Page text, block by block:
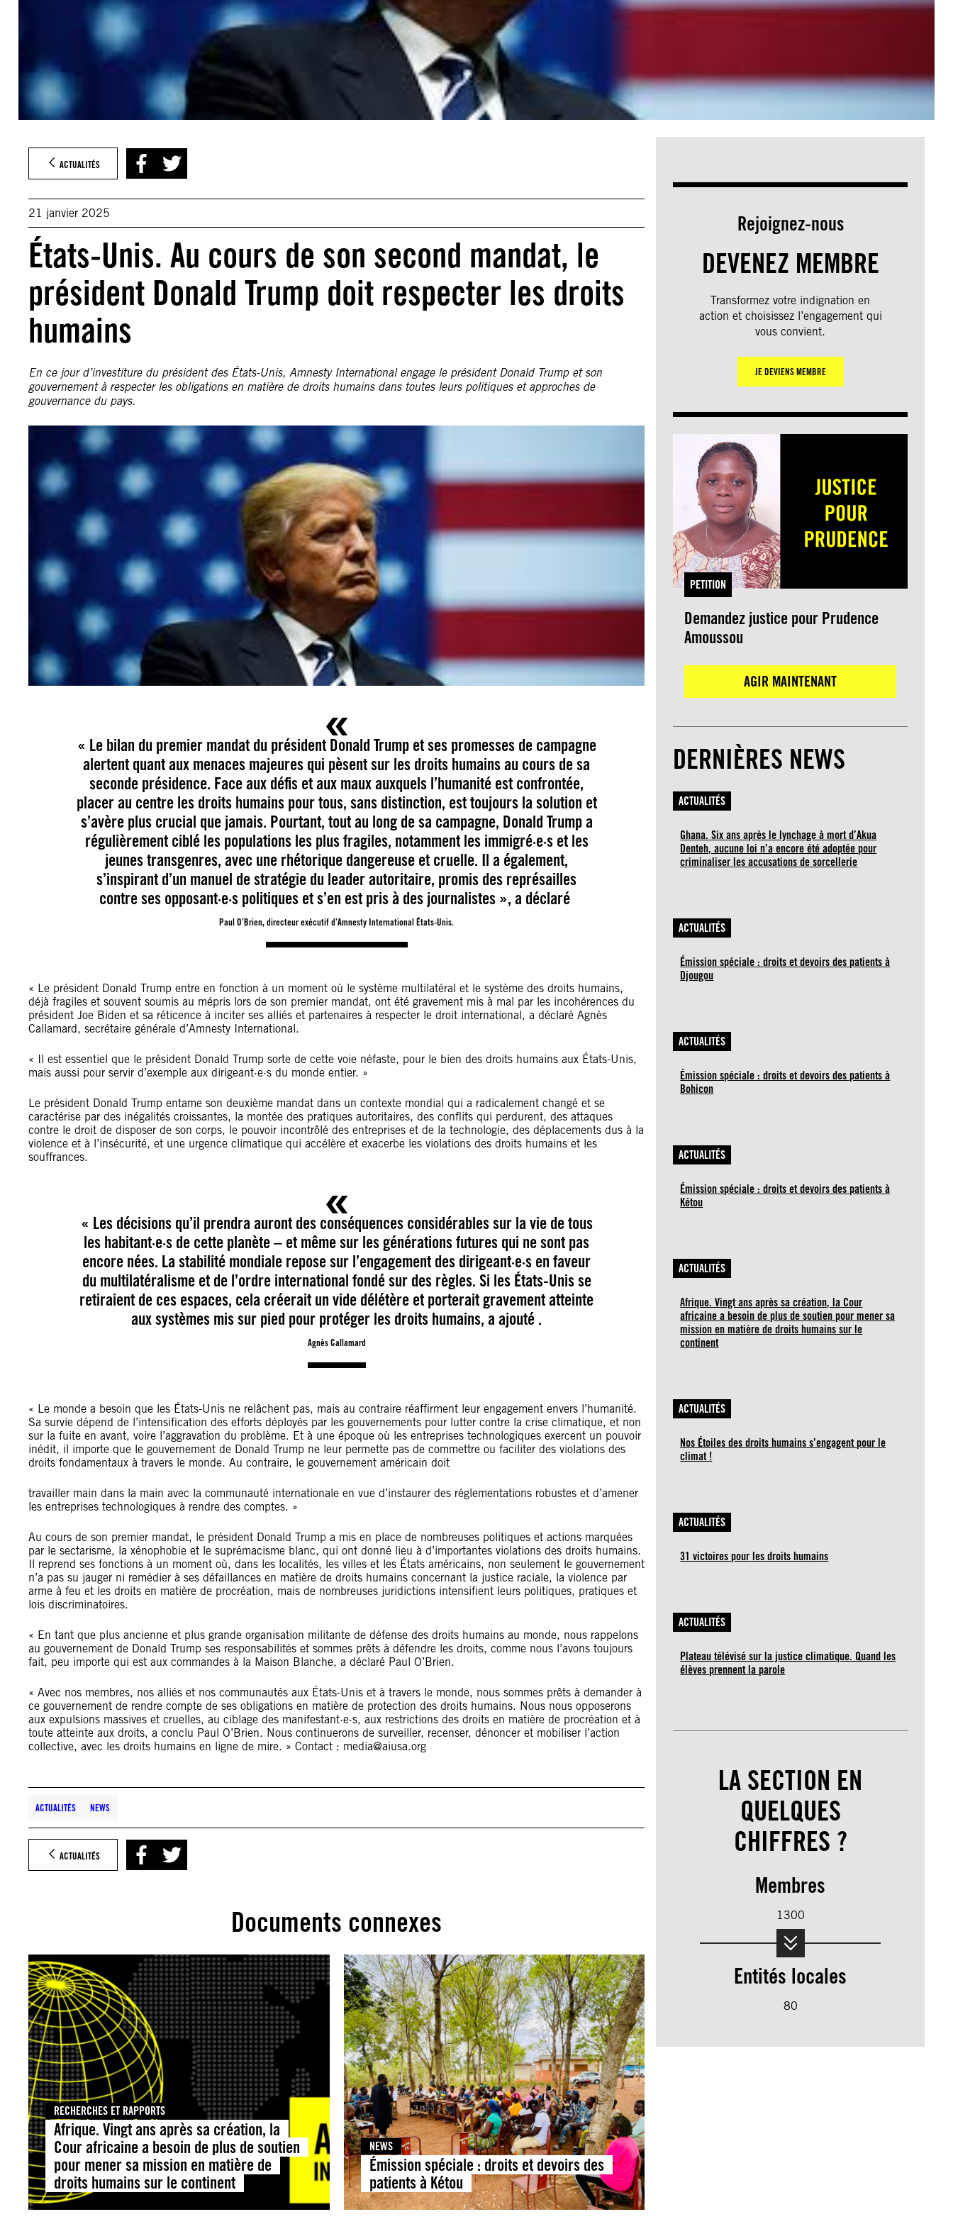
ACTUALITÉS
21 janvier 2025
États-Unis. Au cours de son second mandat, le
président Donald Trump doit respecter les droits
humains
En ce jour d’investiture du président des États-Unis, Amnesty International engage le président Donald Trump et son
gouvernement à respecter les obligations en matière de droits humains dans toutes leurs politiques et approches de
gouvernance du pays.
« Le bilan du premier mandat du président Donald Trump et ses promesses de campagne
alertent quant aux menaces majeures qui pèsent sur les droits humains au cours de sa
seconde présidence. Face aux défis et aux maux auxquels l’humanité est confrontée,
placer au centre les droits humains pour tous, sans distinction, est toujours la solution et
s’avère plus crucial que jamais. Pourtant, tout au long de sa campagne, Donald Trump a
régulièrement ciblé les populations les plus fragiles, notamment les immigré·e·s et les
jeunes transgenres, avec une rhétorique dangereuse et cruelle. Il a également,
s’inspirant d’un manuel de stratégie du leader autoritaire, promis des représailles
contre ses opposant·e·s politiques et s’en est pris à des journalistes », a déclaré
Paul O’Brien, directeur exécutif d’Amnesty International États-Unis.
« Le président Donald Trump entre en fonction à un moment où le système multilatéral et le système des droits humains,
déjà fragiles et souvent soumis au mépris lors de son premier mandat, ont été gravement mis à mal par les incohérences du
président Joe Biden et sa réticence à inciter ses alliés et partenaires à respecter le droit international, a déclaré Agnès
Callamard, secrétaire générale d’Amnesty International.
« Il est essentiel que le président Donald Trump sorte de cette voie néfaste, pour le bien des droits humains aux États-Unis,
mais aussi pour servir d’exemple aux dirigeant·e·s du monde entier. »
Le président Donald Trump entame son deuxième mandat dans un contexte mondial qui a radicalement changé et se
caractérise par des inégalités croissantes, la montée des pratiques autoritaires, des conflits qui perdurent, des attaques
contre le droit de disposer de son corps, le pouvoir incontrôlé des entreprises et de la technologie, des déplacements dus à la
violence et à l’insécurité, et une urgence climatique qui accélère et exacerbe les violations des droits humains et les
souffrances.
« Les décisions qu’il prendra auront des conséquences considérables sur la vie de tous
les habitant·e·s de cette planète – et même sur les générations futures qui ne sont pas
encore nées. La stabilité mondiale repose sur l’engagement des dirigeant·e·s en faveur
du multilatéralisme et de l’ordre international fondé sur des règles. Si les États-Unis se
retiraient de ces espaces, cela créerait un vide délétère et porterait gravement atteinte
aux systèmes mis sur pied pour protéger les droits humains, a ajouté .
Agnès Callamard
« Le monde a besoin que les États-Unis ne relâchent pas, mais au contraire réaffirment leur engagement envers l’humanité.
Sa survie dépend de l’intensification des efforts déployés par les gouvernements pour lutter contre la crise climatique, et non
sur la fuite en avant, voire l’aggravation du problème. Et à une époque où les entreprises technologiques exercent un pouvoir
inédit, il importe que le gouvernement de Donald Trump ne leur permette pas de commettre ou faciliter des violations des
droits fondamentaux à travers le monde. Au contraire, le gouvernement américain doit
travailler main dans la main avec la communauté internationale en vue d’instaurer des réglementations robustes et d’amener
les entreprises technologiques à rendre des comptes. »
Au cours de son premier mandat, le président Donald Trump a mis en place de nombreuses politiques et actions marquées
par le sectarisme, la xénophobie et le suprémacisme blanc, qui ont donné lieu à d’importantes violations des droits humains.
Il reprend ses fonctions à un moment où, dans les localités, les villes et les États américains, non seulement le gouvernement
n’a pas su jauger ni remédier à ses défaillances en matière de droits humains concernant la justice raciale, la violence par
arme à feu et les droits en matière de procréation, mais de nombreuses juridictions intensifient leurs politiques, pratiques et
lois discriminatoires.
« En tant que plus ancienne et plus grande organisation militante de défense des droits humains au monde, nous rappelons
au gouvernement de Donald Trump ses responsabilités et sommes prêts à défendre les droits, comme nous l’avons toujours
fait, peu importe qui est aux commandes à la Maison Blanche, a déclaré Paul O’Brien.
« Avec nos membres, nos alliés et nos communautés aux États-Unis et à travers le monde, nous sommes prêts à demander à
ce gouvernement de rendre compte de ses obligations en matière de protection des droits humains. Nous nous opposerons
aux expulsions massives et cruelles, au ciblage des manifestant·e·s, aux restrictions des droits en matière de procréation et à
toute atteinte aux droits, a conclu Paul O’Brien. Nous continuerons de surveiller, recenser, dénoncer et mobiliser l’action
collective, avec les droits humains en ligne de mire. » Contact : media@aiusa.org
ACTUALITÉS NEWS
ACTUALITÉS
Documents connexes
RECHERCHES ET RAPPORTS
Afrique. Vingt ans après sa création, la
Cour africaine a besoin de plus de soutien
pour mener sa mission en matière de
droits humains sur le continent
NEWS
Émission spéciale : droits et devoirs des
patients à Kétou
Rejoignez-nous
DEVENEZ MEMBRE
Transformez votre indignation en
action et choisissez l’engagement qui
vous convient.
JE DEVIENS MEMBRE
PETITION
Demandez justice pour Prudence
Amoussou
AGIR MAINTENANT
DERNIÈRES NEWS
ACTUALITÉS
Ghana. Six ans après le lynchage à mort d’Akua
Denteh, aucune loi n’a encore été adoptée pour
criminaliser les accusations de sorcellerie
ACTUALITÉS
Émission spéciale : droits et devoirs des patients à
Djougou
ACTUALITÉS
Émission spéciale : droits et devoirs des patients à
Bohicon
ACTUALITÉS
Émission spéciale : droits et devoirs des patients à
Kétou
ACTUALITÉS
Afrique. Vingt ans après sa création, la Cour
africaine a besoin de plus de soutien pour mener sa
mission en matière de droits humains sur le
continent
ACTUALITÉS
Nos Étoiles des droits humains s’engagent pour le
climat !
ACTUALITÉS
31 victoires pour les droits humains
ACTUALITÉS
Plateau télévisé sur la justice climatique. Quand les
élèves prennent la parole
LA SECTION EN
QUELQUES
CHIFFRES ?
Membres
1300
Entités locales
80